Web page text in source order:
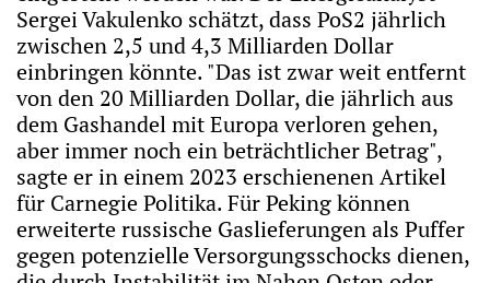
Sergei Vakulenko schätzt, dass PoS2 jährlich
zwischen 2,5 und 4,3 Milliarden Dollar
einbringen könnte. "Das ist zwar weit entfernt
von den 20 Milliarden Dollar, die jährlich aus
dem Gashandel mit Europa verloren gehen,
aber immer noch ein beträchtlicher Betrag",
sagte er in einem 2023 erschienenen Artikel
für Carnegie Politika. Für Peking können
erweiterte russische Gaslieferungen als Puffer
gegen potenzielle Versorgungsschocks dienen,